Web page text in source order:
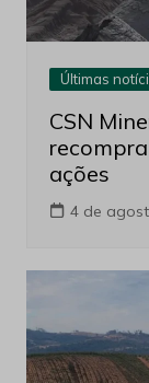
Últimas
CSN
ações
4 de